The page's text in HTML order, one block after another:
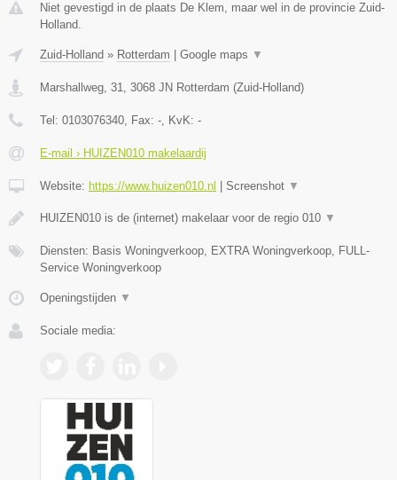
Niet gevestigd in de plaats De Klem, maar wel in de provincie Zuid-
Holland.
Zuid-Holland » Rotterdam Google maps ▼
Marshallweg, 31, 3068 JN Rotterdam (Zuid-Holland)
Tel: 0103076340, Fax: -, KvK: -
E-mail › HUIZEN010 makelaardij
Website: https://www.huizen010.nl Screenshot ▼
HUIZEN010 is de (internet) makelaar voor de regio 010 ▼
Diensten: Basis Woningverkoop, EXTRA Woningverkoop, FULL-
Service Woningverkoop
Openingstijden ▼
Sociale media: